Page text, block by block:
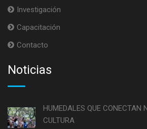
Investigación
Capacitación
Contacto
Noticias
HUMEDALES QUE CONECTAN
CULTURA